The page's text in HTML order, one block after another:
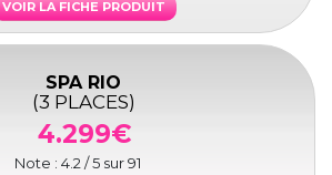
VOIR LA FICHE PRODUIT
SPA RIO
(3 PLACES)
4.299€
Note : 4.2 / 5 sur91